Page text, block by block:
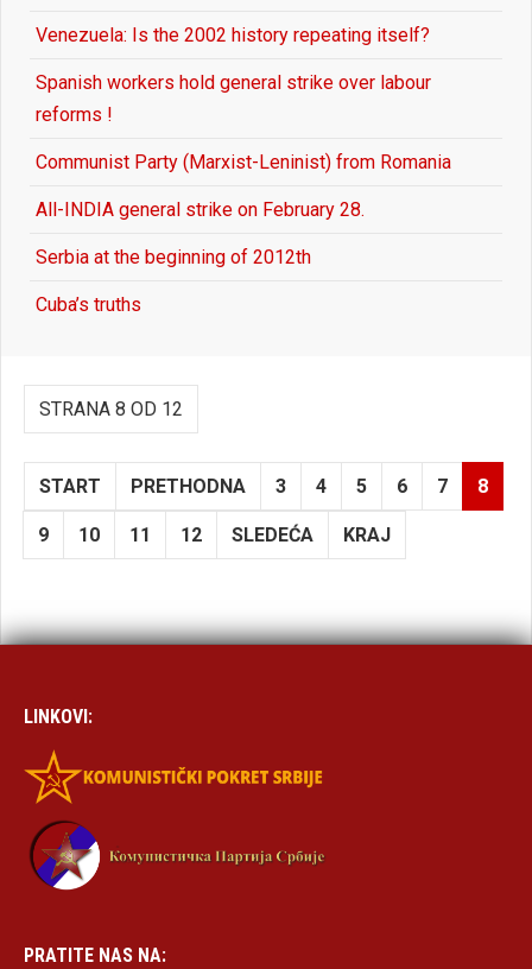
Venezuela: Is the 2002 history repeating itself?
Spanish workers hold general strike over labour
reforms !
Communist Party (Marxist-Leninist) from Romania
All-INDIA general strike on February 28.
Serbia at the beginning of 2012th
Cuba’s truths
STRANA 8 OD 12
START PRETHODNA 3 4 5 6 7 8
9 10 11 12 SLEDEĆA KRAJ
LINKOVI:
PRATITE NAS NA: